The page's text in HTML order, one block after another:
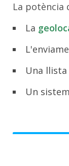
La potència
La
Una
Un